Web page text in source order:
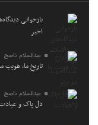
بازخوانی
اخیر
عبدالسلام ناصح
تاریخِ ما، هویتِ ما
عبدالسلام ناصح
دل پاک و